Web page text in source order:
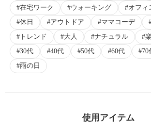
在宅ワーク
ウォーキング
オフィ
休日
アウトドア ママコーデ
トレンド
大人 ナチュラル
30代
40代 50代 60代 70
雨の日
使用アイテム